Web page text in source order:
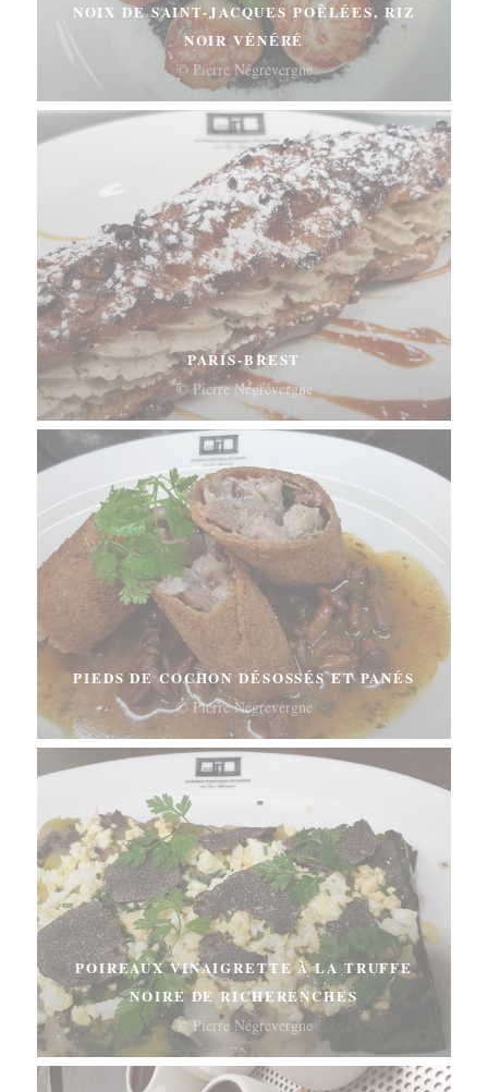
NOIX DE SAINT-JACQUES POÊLÉES, RIZ
NOIR VÉNÉRÉ
© Pierre Négrevergne
PARIS-BREST
© Pierre Négrevergne
PIEDS DE COCHON DÉSOSSÉS ET PANÉS
© Pierre Négrevergne
POIREAUX VINAIGRETTE À LA TRUFFE
NOIRE DE RICHERENCHES
© Pierre Négrevergne